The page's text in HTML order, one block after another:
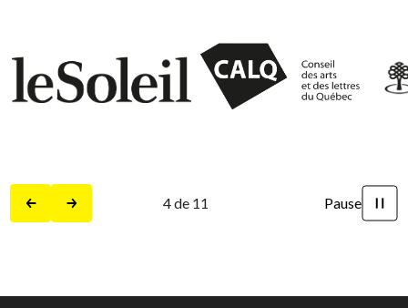
PrécédentSuivant 5de 11 Pause